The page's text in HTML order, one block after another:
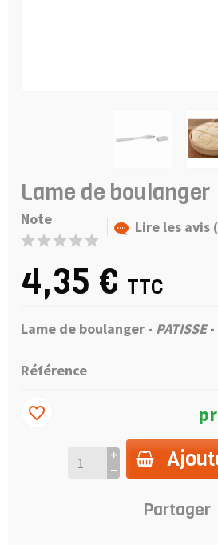
Lame de boulanger
Note Lire les avis
4,35 € TTC
Lame de boulanger - PATISSE
Référence
favorite_border
Partager